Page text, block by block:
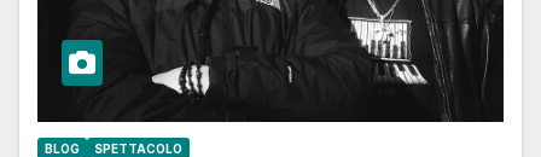
BLOG SPETTACOLO